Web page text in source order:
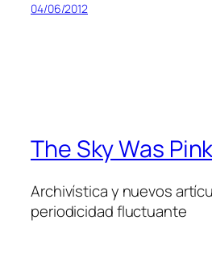
04/06/2012
The Sky Was
Archivística y nuevos
periodicidad fluctuante